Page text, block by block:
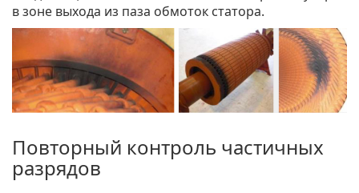
в зоне выхода из паза обмоток статора.
Повторный контроль частичных
разрядов